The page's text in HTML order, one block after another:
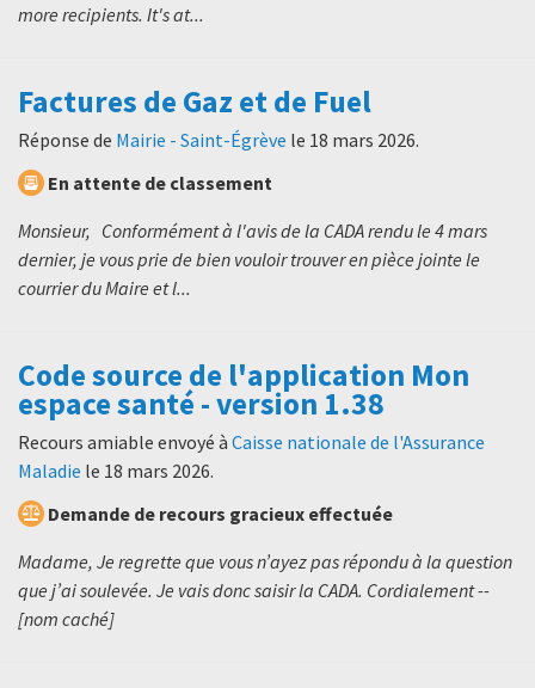
more recipients. It's at...
Factures de Gaz et de Fuel
Réponse de Mairie - Saint-Égrève le 18 mars 2026.
En attente de classement
Monsieur, Conformément à l'avis de la CADA rendu le 4 mars
dernier, je vous prie de bien vouloir trouver en pièce jointe le
courrier du Maire et l...
Code source de l'application Mon
espace santé - version 1.38
Recours amiable envoyé à Caisse nationale de l'Assurance
Maladie le 18 mars 2026.
Demande de recours gracieux effectuée
Madame, Je regrette que vous n’ayez pas répondu à la question
que j’ai soulevée. Je vais donc saisir la CADA. Cordialement --
[nom caché]